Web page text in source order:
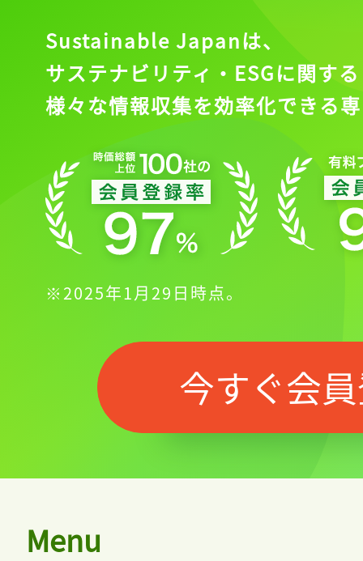
Sustainable Japanは、
サステナビリティ・ESGに関する
様々な情報収集を効率化できる
※2025年1月29日時点。
今すぐ会
Menu